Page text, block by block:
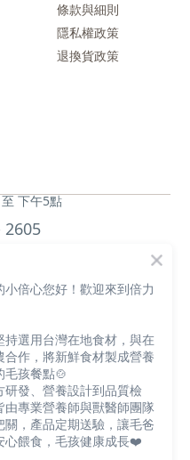
條款與細則
隱私權政策
退換貨政策
下午5點
2605
師諮詢
一段105號2樓
小倍心您好！歡迎來到倍力
持選用台灣在地食材，與在
合作，將新鮮食材製成營養
毛孩餐點🍲
研發、營養設計到品質檢
由專業營養師與獸醫師團隊
關，產品定期送驗，讓毛爸
心餵食，毛孩健康成長❤️